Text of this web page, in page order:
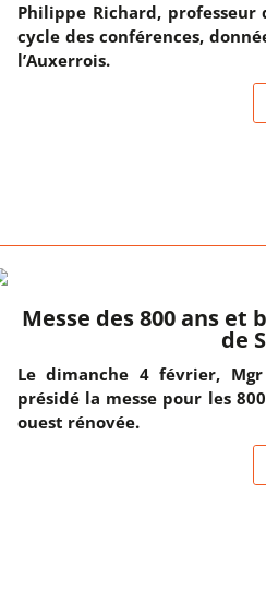
Philippe Richard,
cycle des conférences,
l’Auxerrois.
Messe des 800 ans et
de
Le dimanche 4 février,
présidé la messe pour les
ouest rénovée.